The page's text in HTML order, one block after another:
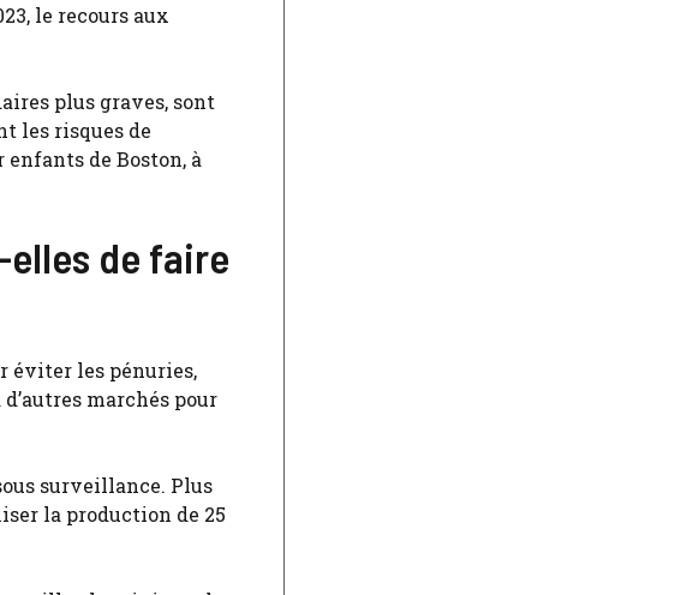
le recours aux
plus graves, sont
les risques de
de Boston, à
de faire
éviter les pénuries,
marchés pour
surveillance. Plus
la production de 25